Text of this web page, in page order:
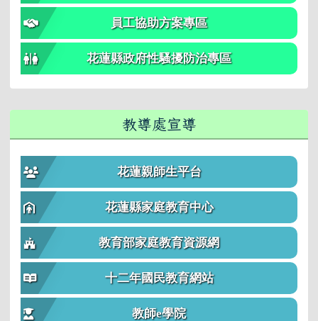
員工協助方案專區
花蓮縣政府性騷擾防治專區
教導處宣導
花蓮親師生平台
花蓮縣家庭教育中心
教育部家庭教育資源網
十二年國民教育網站
教師e學院